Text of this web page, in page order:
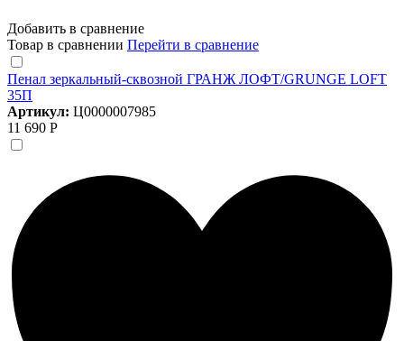
Добавить в сравнение
Товар в сравнении Перейти в сравнение
Пенал зеркальный-сквозной ГРАНЖ ЛОФТ/GRUNGE LOFT
35П
Артикул: Ц0000007985
11 690 Р